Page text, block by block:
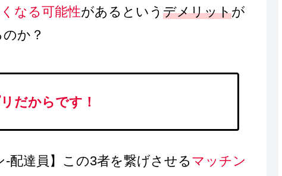
なる可能性があるという デメリットが
か？
だからです！
配達員】この3者を繋げさせる マッチン